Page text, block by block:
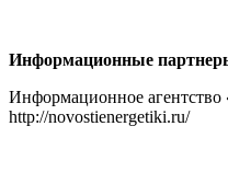
Информационные
Информационное агентство
http://novostienergetiki.ru/